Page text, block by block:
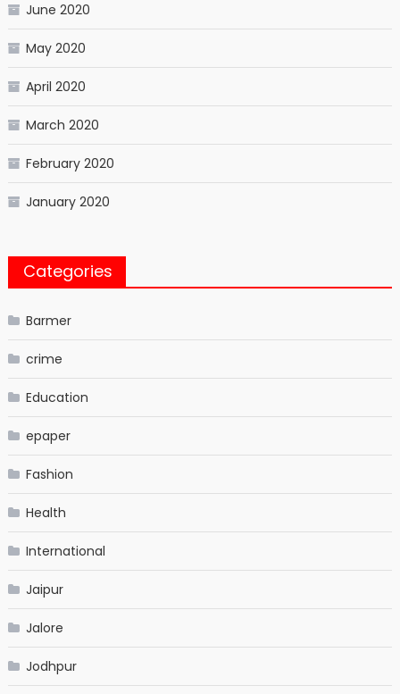
June 2020
May 2020
April 2020
March 2020
February 2020
January 2020
Categories
Barmer
crime
Education
epaper
Fashion
Health
International
Jaipur
Jalore
Jodhpur